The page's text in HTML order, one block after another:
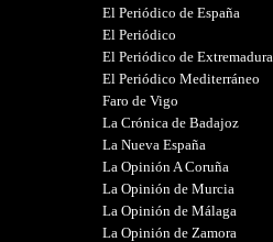
El Periódico de España
El Periódico
El Periódico de Extremadura
El Periódico Mediterráneo
Faro de Vigo
La Crónica de Badajoz
La Nueva España
La Opinión A Coruña
La Opinión de Murcia
La Opinión de Málaga
La Opinión de Zamora